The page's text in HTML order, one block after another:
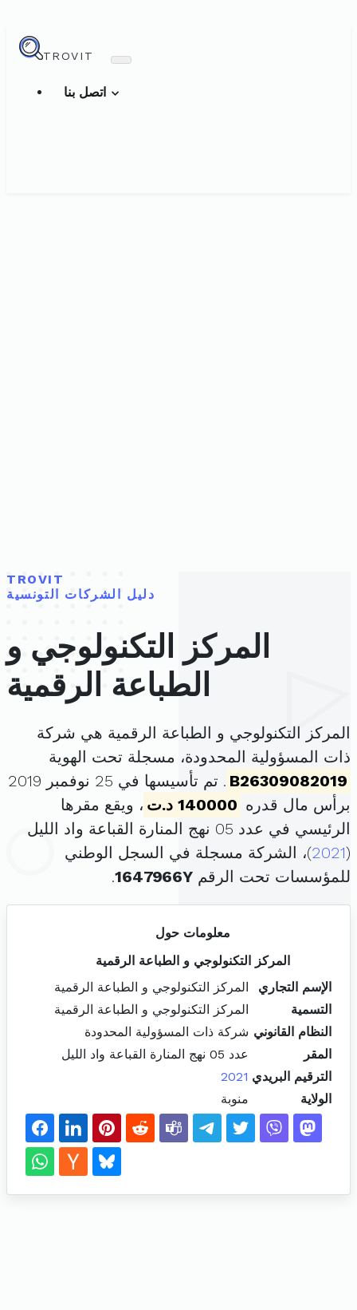
TROVIT
TROVIT
دليل الشركات التونسية
المركز التكنولوجي و
الطباعة الرقمية
المركز التكنولوجي و الطباعة الرقمية هي شركة
ذات المسؤولية المحدودة، مسجلة تحت الهوية
B26309082019
. تم تأسيسها في 25 نوفمبر 2019
برأس مال قدره 140000 د.ت
، ويقع مقرها
الرئيسي في عدد 05 نهج المنارة القباعة واد الليل
(
2021)، الشركة مسجلة في السجل الوطني
للمؤسسات تحت الرقم 1647966Y
.
معلومات حول
المركز التكنولوجي و الطباعة الرقمية
الإسم التجاري
المركز التكنولوجي و الطباعة الرقمية
التسمية
المركز التكنولوجي و الطباعة الرقمية
النظام القانوني شركة ذات المسؤولية المحدودة
المقر
عدد 05 نهج المنارة القباعة واد الليل
الترقيم البريدي 2021
الولاية
منوبة